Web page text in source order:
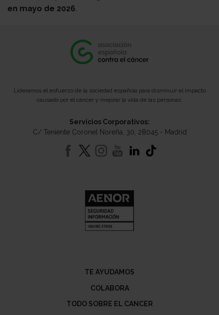
en mayo de 2026.
Lideramos el esfuerzo de la sociedad española para disminuir el impacto
causado por el cáncer y mejorar la vida de las personas.
Servicios Corporativos:
C/ Teniente Coronel Noreña, 30, 28045 - Madrid
TE AYUDAMOS
COLABORA
TODO SOBRE EL CANCER